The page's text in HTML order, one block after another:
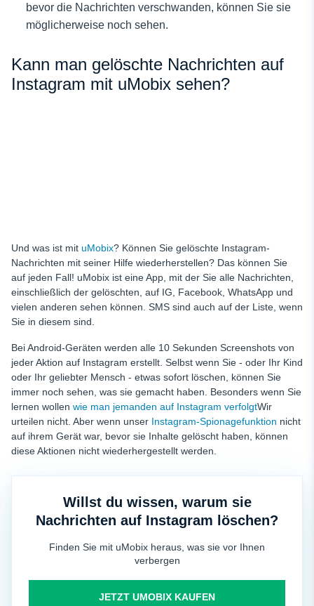
bevor die Nachrichten verschwanden, können Sie sie
möglicherweise noch sehen.
Kann man gelöschte Nachrichten auf
Instagram mit uMobix sehen?
Und was ist mit uMobix? Können Sie gelöschte Instagram-
Nachrichten mit seiner Hilfe wiederherstellen? Das können Sie
auf jeden Fall! uMobix ist eine App, mit der Sie alle Nachrichten,
einschließlich der gelöschten, auf IG, Facebook, WhatsApp und
vielen anderen sehen können. SMS sind auch auf der Liste, wenn
Sie in diesem sind.
Bei Android-Geräten werden alle 10 Sekunden Screenshots von
jeder Aktion auf Instagram erstellt. Selbst wenn Sie - oder Ihr Kind
oder Ihr geliebter Mensch - etwas sofort löschen, können Sie
immer noch sehen, was sie gemacht haben. Besonders wenn Sie
lernen wollen wie man jemanden auf Instagram verfolgtWir
urteilen nicht. Aber wenn unser Instagram-Spionagefunktion nicht
auf ihrem Gerät war, bevor sie Inhalte gelöscht haben, können
diese Aktionen nicht wiederhergestellt werden.
Willst du wissen, warum sie
Nachrichten auf Instagram löschen?
Finden Sie mit uMobix heraus, was sie vor Ihnen
verbergen
JETZT UMOBIX KAUFEN